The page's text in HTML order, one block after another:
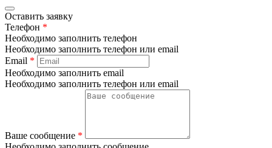
Оставить заявку
Телефон *
Необходимо заполнить телефон
Необходимо заполнить телефон или email
Email *
Необходимо заполнить email
Необходимо заполнить телефон или email
Ваше сообщение *